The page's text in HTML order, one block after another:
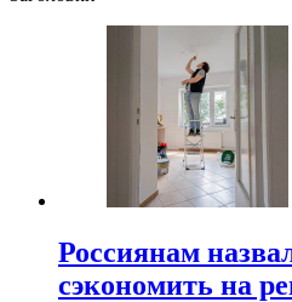
Россиянам
сэкономить на